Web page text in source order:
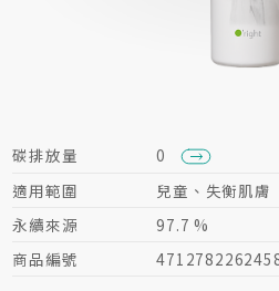
碳排放量
0
適用範圍
兒童、失衡肌膚
永續來源
97.7 %
商品編號